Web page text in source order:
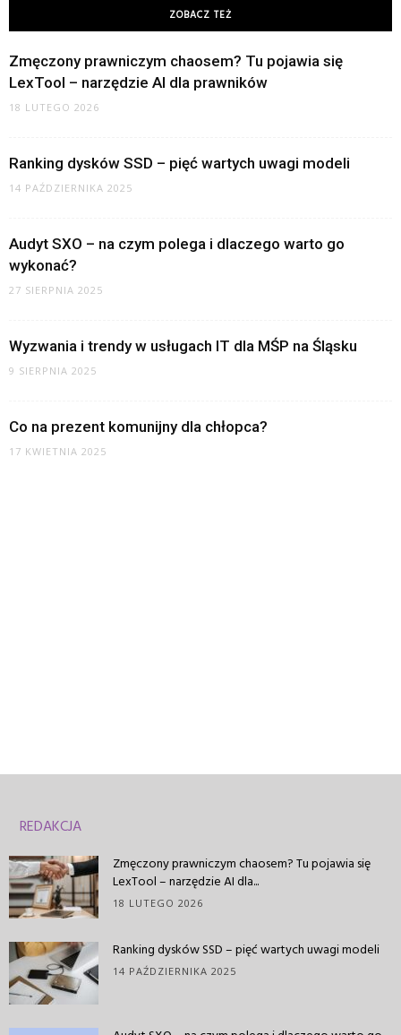
ZOBACZ TEŻ
Zmęczony prawniczym chaosem? Tu pojawia się
LexTool – narzędzie AI dla prawników
18 LUTEGO 2026
Ranking dysków SSD – pięć wartych uwagi modeli
14 PAŹDZIERNIKA 2025
Audyt SXO – na czym polega i dlaczego warto go
wykonać?
27 SIERPNIA 2025
Wyzwania i trendy w usługach IT dla MŚP na Śląsku
9 SIERPNIA 2025
Co na prezent komunijny dla chłopca?
17 KWIETNIA 2025
REDAKCJA
Zmęczony prawniczym chaosem? Tu pojawia się
LexTool – narzędzie AI dla...
18 LUTEGO 2026
Ranking dysków SSD – pięć wartych uwagi modeli
14 PAŹDZIERNIKA 2025